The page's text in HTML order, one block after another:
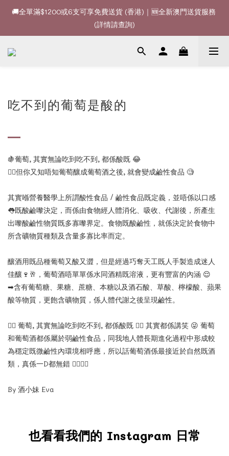
🚚全單滿$1200或6支可享免費送貨 (香港)｜🆕全新澳門送貨服務
(詳情請查詢)
🚚全單滿$1200或6支可享免費送貨 (香港)｜🆕全新澳門送貨服務
(詳情請查詢)
🍷酒款、優惠經常更新，請時刻追蹤我地😊｜🤵👰Wine Couple
吃不到的葡萄是酸的
🍇葡萄, 其實無論吃到吃不到, 都係酸既 😂
👉🏻但你又知唔知葡萄釀成葡萄酒之後, 就會變成鹼性食品 🧐
其實喺營養醫學上所謂酸性食品 / 鹼性食品既定義，並唔係以口感
👅既酸鹼嚟決定，而係由食物經人體消化、吸收、代謝後，所產生
出嚟酸鹼性物質既多寡嚟界定。食物既酸鹼性，就係決定於食物中
所含礦物質種類及含量多寡比率而定。
釀酒用既品種葡萄又酸又澀，但是經過巧奪天工既人手製造成迷人
佳釀 🍷 🥂 ，葡萄酒唔單單係水同酒精既溶液，更有豐富的內涵 😌
➡含有葡萄糖、果糖、蔗糖、本糖以及酒石酸、草酸、檸檬酸、蘋果
酸等物質，更飽含礦物質，係人體代謝之後呈現鹼性。
👉🏻 葡萄, 其實無論吃到吃不到, 都係酸既 👈🏻 其實都係講笑 😜 葡萄
和葡萄酒都係屬於弱鹼性食品，同我地人體長期進化過程中形成較
為穩定既微鹼性內環境相呼應，所以話葡萄酒係最接近於自然既酒
類，真係一D都無錯 👍🏻👍🏻
By 酒小妹 Eva
也看看我們的 Instagram 日常